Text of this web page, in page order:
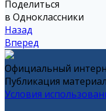
Поделиться
в Одноклассники
Назад
Вперед
Официальный
Публикация
Условия